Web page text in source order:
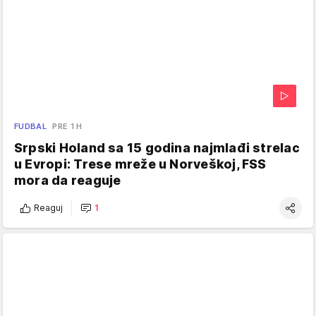
FUDBAL PRE 1 H
Srpski Holand sa 15 godina najmlađi strelac
u Evropi: Trese mreže u Norveškoj, FSS
mora da reaguje
Reaguj 1